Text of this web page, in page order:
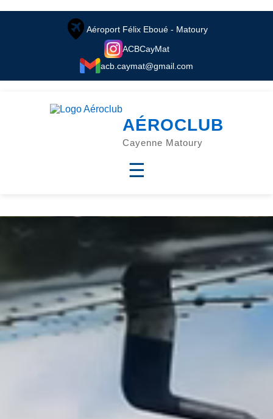
Aéroport Félix Eboué - Matoury
ACBCayMat
acb.caymat@gmail.com
AÉROCLUB
Cayenne Matoury
☰